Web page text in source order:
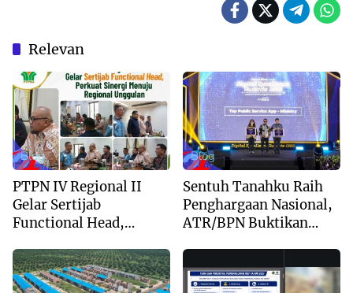
Relevan
Blog
PTPN IV Regional II
Gelar Sertijab
Functional Head,
Regional Unggulan
Blog
Sentuh Tanahku Raih
Penghargaan Nasional,
ATR/BPN Buktikan